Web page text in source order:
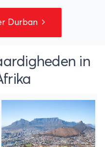
Durban
in